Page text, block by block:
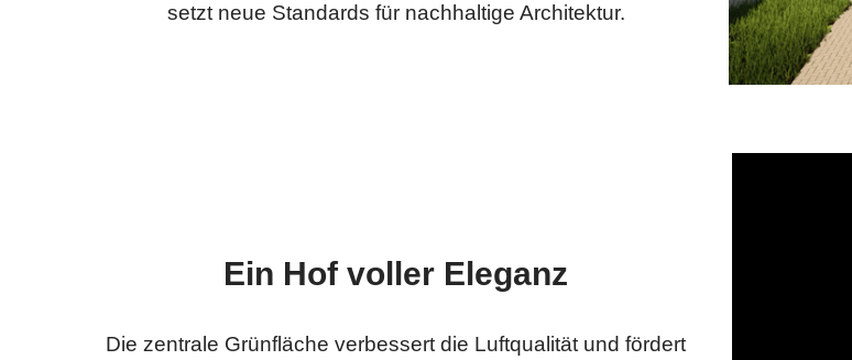
setzt neue Standards für nachhaltige Architektur.
Ein Hof voller Eleganz
Die zentrale Grünfläche verbessert die Luftqualität und fördert